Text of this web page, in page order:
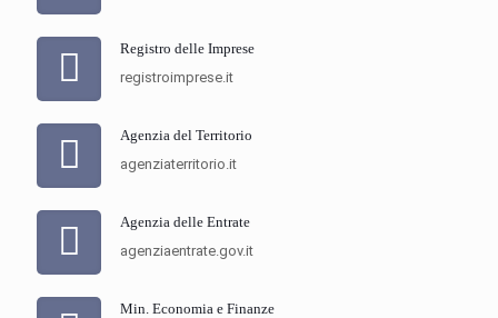
Registro delle Imprese
registroimprese.it
Agenzia del Territorio
agenziaterritorio.it
Agenzia delle Entrate
agenziaentrate.gov.it
Min. Economia e Finanze